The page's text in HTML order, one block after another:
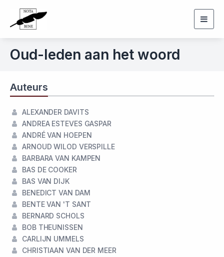
Oud-leden aan het woord
Auteurs
ALEXANDER DAVITS
ANDREA ESTEVES GASPAR
ANDRÉ VAN HOEPEN
ARNOUD WILOD VERSPILLE
BARBARA VAN KAMPEN
BAS DE COOKER
BAS VAN DIJK
BENEDICT VAN DAM
BENTE VAN 'T SANT
BERNARD SCHOLS
BOB THEUNISSEN
CARLIJN UMMELS
CHRISTIAAN VAN DER MEER